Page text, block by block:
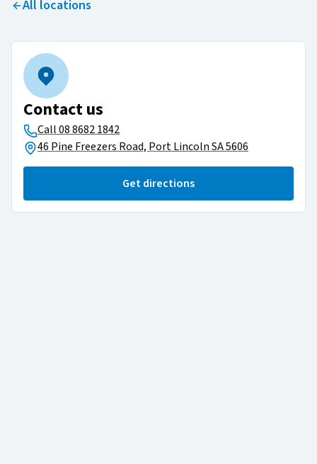
All locations
Contact us
Call08 8682 1842​​​​‌ ‍ ​‍​‍‌‍ ‌ ​‍‌‍‍‌‌‍‌ ‌‍‍‌‌‍ ‍​‍​‍​ ‍‍​‍​‍‌ ​ ‌‍​‌‌‍ ‍‌‍‍‌‌ ‌​‌ ‍‌​‍ ‍‌‍‍‌‌‍ ​‍​‍​‍ ​​‍​‍‌‍‍​‌ ​‍‌‍‌‌‌‍‌‍​‍​‍​ ‍‍​‍​‍‌‍‍​‌ ‌​‌ ‌​‌ ​​‌ ​ ​ ‍‍​‍ ​‍ ‌‍ ​‌‍‍‌‌‍​‍‌‍‌‌‌ ​‍‌ ‌​‌ ‍‌​‍ ‌‌ ​ ‌ ‌​‌ ‌‌‌‍‌​‌‍‍‌‌‍ ​‍ ‍‌ ‌‍‌‍‌‌‌ ​‍‌‍​ ‌‍‌‌‌‍ ​​‍ ‍‌‍​‌‌ ​​‌ ​​​‍ ‌‍‍‌‌‍ ‍‌ ‌​‌‍‌‌‌‍ ‍‌ ‌​​‍ ‌‍‌‌‌‍‌​‌‍‍‌‌ ‌​​‍ ‌‍ ‌‌‍ ‌‍‌​‌‍‌‌​ ‌‌ ​​‌ ​‍‌‍‌‌‌ ​ ‌‍‌‌‌‍ ‍‌ ‌​‌‍​‌‌ ‌​‌‍‍‌‌‍ ‌‍ ‍​ ‍ ‌‍‍‌‌‍‌​​ ‌‌‍ ​‌‍ ‌‍​ ‌‍​‌‌ ‌​‌‍‍‌‌‍ ‌‍ ‍​‍ ‌‌ ​​‌‍ ‌ ​‍‌ ‌​​‍ ‌‌‍ ​‌‍‍‌‌‍ ‍‌‍​ ‌‍ ‌‍ ​‌‍ ‍​ ‍ ‌ ‌​‌ ‍‌‌ ​​‌‍‌‌​ ‌‌‍ ​‌‍ ‌‍​ ‌‍​‌‌ ‌​‌‍‍‌‌‍ ‌‍ ‍​ ‍ ‌ ​​‌‍​‌‌ ‌​‌‍‍​​ ‌‌ ​​‌‍‍​‌‍ ‌‍ ‍‌‍‌‌‌​ ‍‌ ‌‌‌‍ ‌‌‍​‍‌‍‌‌‌ ​‍​ ‌‍​‍‌‍​‌‌ ​ ‌‍‌‌‌‌‌‌‌ ​‍‌‍ ​​ ‌‌‍‍​‌ ‌​‌ ‌​‌ ​​‌ ​ ​‍‌‌​ ​ ‌​​‌​‍‌‌​ ​‍‌​‌‍​‍‌‌​ ​‍‌​‌‍‌‍ ​‌‍‍‌‌‍​‍‌‍‌‌‌ ​‍‌ ‌​‌ ‍‌​‍ ‌‌ ​ ‌ ‌​‌ ‌‌‌‍‌​‌‍‍‌‌‍ ​‍ ‍‌ ‌‍‌‍‌‌‌ ​‍‌‍​ ‌‍‌‌‌‍ ​​‍ ‍‌‍​‌‌ ​​‌ ​​​‍‌‍‌‍‍‌‌‍‌​​ ‌‌‍ ​‌‍ ‌‍​ ‌‍​‌‌ ‌​‌‍‍‌‌‍ ‌‍ ‍​‍ ‌‌ ​​‌‍ ‌ ​‍‌ ‌​​‍ ‌‌‍ ​‌‍‍‌‌‍ ‍‌‍​ ‌‍ ‌‍ ​‌‍ ‍​‍‌‍‌ ‌​‌ ‍‌‌ ​​‌‍‌‌​ ‌‌‍ ​‌‍ ‌‍​ ‌‍​‌‌ ‌​‌‍‍‌‌‍ ‌‍ ‍​‍‌‍‌ ​​‌‍​‌‌ ‌​‌‍‍​​ ‌‌ ​​‌‍‍​‌‍ ‌‍ ‍‌‍‌‌‌​ ‍‌ ‌‌‌‍ ‌‌‍​‍‌‍‌‌‌ ​‍​‍‌‍‌ ​​‌‍‌‌‌ ​‍‌ ​ ‌ ​​‌‍‌‌‌‍​ ‌ ‌​‌‍‍‌‌ ‌‍‌‍‌‌​ ‌‌ ​​‌ ‌‌‌‍​‍‌‍ ​‌‍‍‌‌ ​ ‌‍‍​‌‍‌‌‌‍‌​​‍​‍‌ ‌
46 Pine Freezers Road, Port Lincoln SA 5606
Get directions